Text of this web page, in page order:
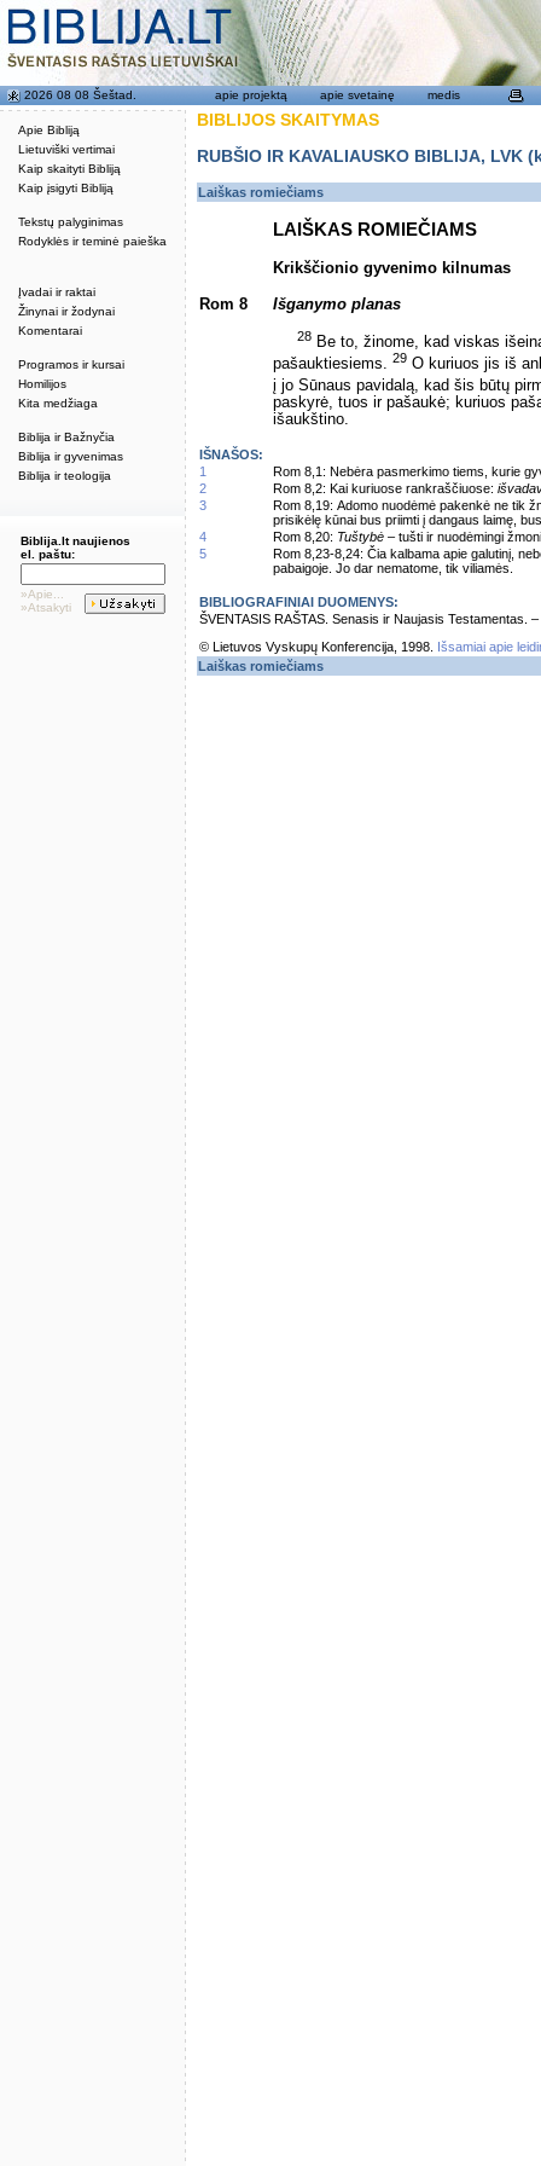
Apie Bibliją
Lietuviški vertimai
Kaip skaityti Bibliją
Kaip įsigyti Bibliją
Tekstų palyginimas
Rodyklės ir teminė paieška
Įvadai ir raktai
Žinynai ir žodynai
Komentarai
Programos ir kursai
Homilijos
Kita medžiaga
Biblija ir Bažnyčia
Biblija ir gyvenimas
Biblija ir teologija
2026 08 08 Šeštad. apie projektą apie svetainę medis
Biblija.lt naujienos
el. paštu:
»Apie...
»Atsakyti
BIBLIJOS SKAITYMAS
RUBŠIO IR KAVALIAUSKO BIBLIJA,
Laiškas romiečiams
LAIŠKAS ROMIEČIAMS
Krikščionio gyvenimo kilnumas
Rom 8 Išganymo planas
28 Be to, žinome, kad viskas
pašauktiesiems. 29 O kuriuos jis iš
į jo Sūnaus pavidalą, kad šis būtų
paskyrė, tuos ir pašaukė; kuriuos
išaukštino.
IŠNAŠOS:
1
Rom 8,1: Nebėra pasmerkimo tiems, kurie
2
Rom 8,2: Kai kuriuose rankraščiuose:
3
Rom 8,19: Adomo nuodėmė pakenkė ne tik
prisikėlę kūnai bus priimti į dangaus laimę,
4
Rom 8,20: Tuštybė – tušti ir nuodėmingi
5
Rom 8,23-8,24: Čia kalbama apie galutinį,
pabaigoje. Jo dar nematome, tik viliamės.
BIBLIOGRAFINIAI DUOMENYS:
ŠVENTASIS RAŠTAS. Senasis ir Naujasis Testamentas.
© Lietuvos Vyskupų Konferencija, 1998.
Išsamiai apie
Laiškas romiečiams